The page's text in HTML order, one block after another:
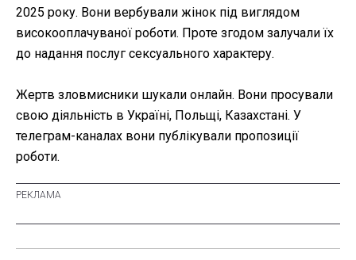
2025 року. Вони вербували жінок під виглядом
високооплачуваної роботи. Проте згодом залучали їх
до надання послуг сексуального характеру.
Жертв зловмисники шукали онлайн. Вони просували
свою діяльність в Україні, Польщі, Казахстані. У
телеграм-каналах вони публікували пропозиції
роботи.